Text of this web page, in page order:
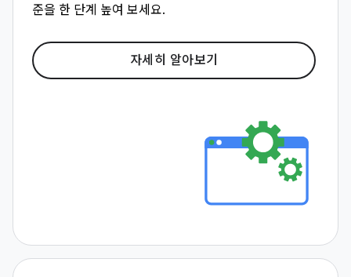
준을 한 단계 높여 보세요.
자세히 알아보기